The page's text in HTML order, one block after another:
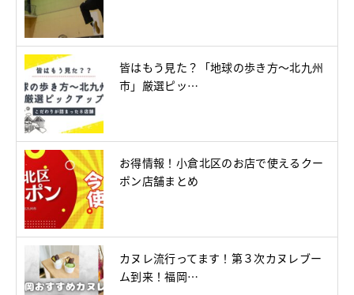
皆はもう見た？「地球の歩き方～北九州
市」厳選ピッ…
お得情報！小倉北区のお店で使えるクー
ポン店舗まとめ
カヌレ流行ってます！第３次カヌレブー
ム到来！福岡…